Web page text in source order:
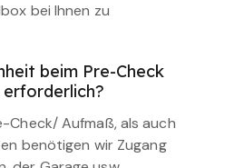
bei Ihnen zu
beim Pre-Check
Check/ Aufmaß, als auch
benötigen wir Zugang